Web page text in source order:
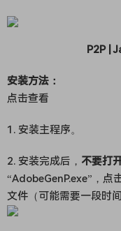
P2P |
安装方法：
点击查看
1. 安装主程序。
2. 安装完成后， 不要打
“AdobeGenP.exe”，点
文件（可能需要一段时间